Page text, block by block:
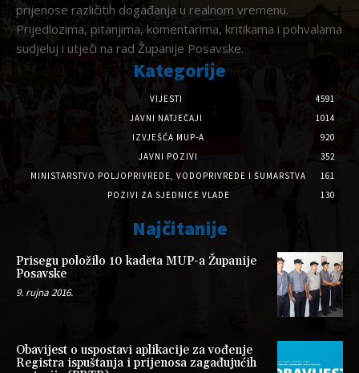
prijenose različitih događanja u realnom vremenu.
Prijedlozima, pitanjima, komentarima, kritikama i pohvalama
sudjeluj i utječi na rad Županije Posavske.
Kategorije
VIJESTI
4591
JAVNI NATJEČAJI
1014
IZVJEŠĆA MUP-A
920
JAVNI POZIVI
352
MINISTARSTVO POLJOPRIVREDE, VODOPRIVREDE I ŠUMARSTVA
161
POZIVI ZA SJEDNICE VLADE
130
Najčitanije
Prisegu položilo 10 kadeta MUP-a Županije
Posavske
9. rujna 2016.
Obavijest o uspostavi aplikacije za vođenje
Registra ispuštanja i prijenosa zagađujućih